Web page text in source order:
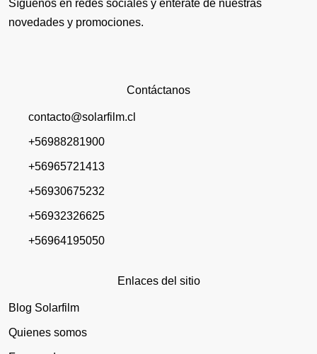
Síguenos en redes sociales y entérate de nuestras
novedades y promociones.
Contáctanos
contacto@solarfilm.cl
+56988281900
+56965721413
+56930675232
+56932326625
+56964195050
Enlaces del sitio
Blog Solarfilm
Quienes somos